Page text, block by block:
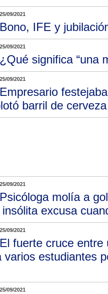
25/09/2021
Bono, IFE y
25/09/2021
¿Qué significa “una
25/09/2021
Empresario
barril de cerveza
25/09/2021
Psicóloga molía a
excusa
25/09/2021
El fuerte cruce entre
varios estudiantes
25/09/2021